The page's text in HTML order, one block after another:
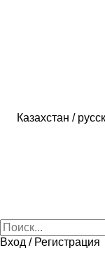
Казахстан /
Вход / Регистрация